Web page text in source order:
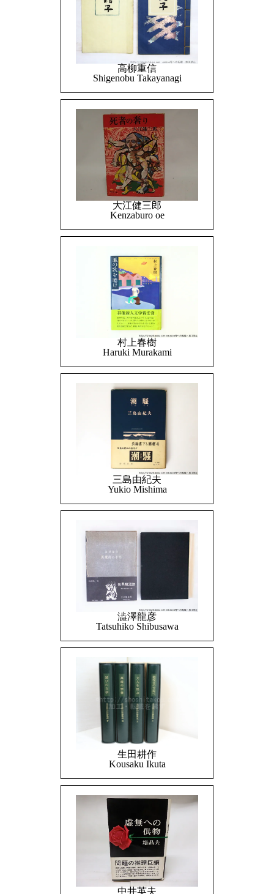
高柳重信
Shigenobu Takayanagi
大江健三郎
Kenzaburo oe
村上春樹
Haruki Murakami
三島由紀夫
Yukio Mishima
澁澤龍彦
Tatsuhiko Shibusawa
生田耕作
Kousaku Ikuta
中井英夫